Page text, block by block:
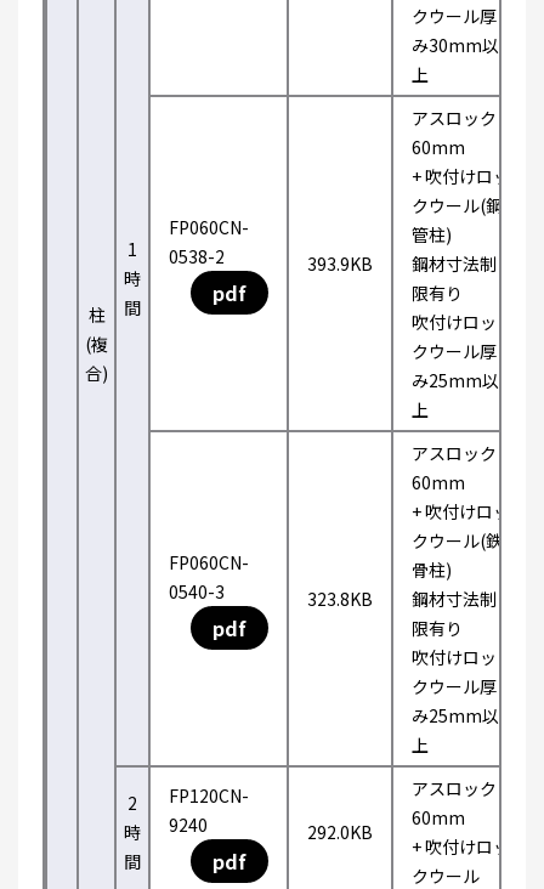
柱
(複
合)
1
時
間
クウール厚
み30mm以
上
FP060CN-
0538-2
pdf
393.9KB
アスロック
60mm
+ 吹付けロッ
クウール(鋼
管柱)
鋼材寸法制
限有り
吹付けロッ
クウール厚
み25mm以
上
FP060CN-
0540-3
pdf
323.8KB
アスロック
60mm
+ 吹付けロッ
クウール(鉄
骨柱)
鋼材寸法制
限有り
吹付けロッ
クウール厚
み25mm以
上
2
時
間
FP120CN-
9240
pdf
292.0KB
アスロック
60mm
+ 吹付けロッ
クウール